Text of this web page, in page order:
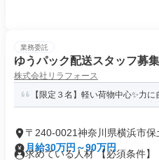
業務委託
ゆうパック配送スタッフ募
株式会社リラフォース
【限定３名】軽い荷物中心✨力
〒240-0021神奈川県横浜市保
ケ谷町
月給30万円～90万円
求めている人材 【必須条件】